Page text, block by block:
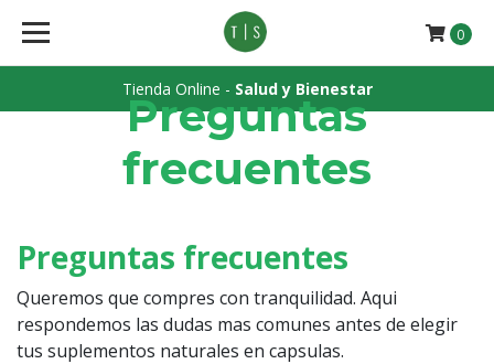
Tienda Online - Salud y Bienestar
0
Preguntas
frecuentes
Preguntas frecuentes
Queremos que compres con tranquilidad. Aqui
respondemos las dudas mas comunes antes de elegir
tus suplementos naturales en capsulas.